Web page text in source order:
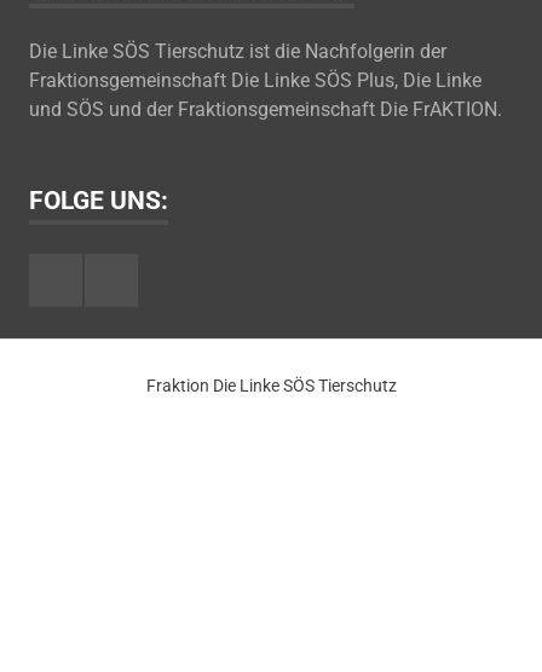
Die Linke SÖS Tierschutz ist die Nachfolgerin der
Fraktionsgemeinschaft Die Linke SÖS Plus, Die Linke
und SÖS und der Fraktionsgemeinschaft Die FrAKTION.
FOLGE UNS:
Fraktion Die Linke SÖS Tierschutz